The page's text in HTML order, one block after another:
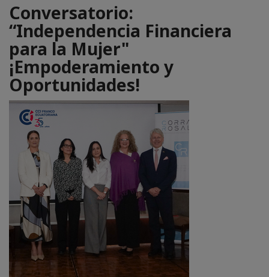
Conversatorio:
“Independencia Financiera
para la Mujer"
¡Empoderamiento y
Oportunidades!